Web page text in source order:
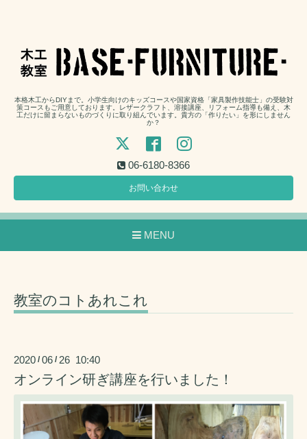
本格木工からDIYまで。小学生向けのキッズコースや国家資格「家具製作技能士」の受験対
策コースもご用意しております。レザークラフト、溶接講座、リフォーム指導も備え、木
工だけに留まらないものづくりに取り組んでいます。貴方の「作りたい」を形にしません
か？
06-6180-8366
お問い合わせ
MENU
教室のコトあれこれ
2020 /06 / 26 10:40
オンライン研ぎ講座を行いました！